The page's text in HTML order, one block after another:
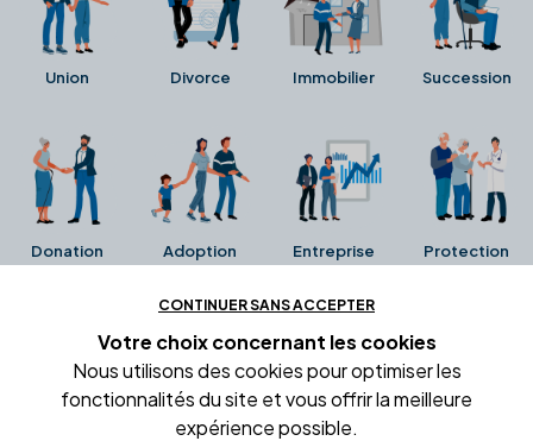
Union Divorce Immobilier Succession
Donation Adoption Entreprise Protection
Ces avis proviennent directement de la fiche Google
Business de l'office notarial. Ils n'ont ni été collectés ni
été vérifiés par Alexia.fr.
CONTINUER SANS ACCEPTER
Votre choix concernant les cookies
Nous utilisons des cookies pour optimiser les
fonctionnalités du site et vous offrir la meilleure
expérience possible.